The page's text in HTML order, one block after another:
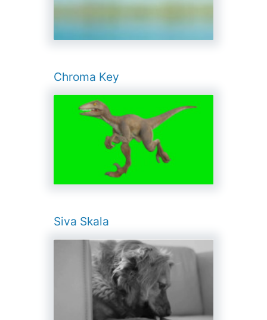
Chroma Key
Siva Skala